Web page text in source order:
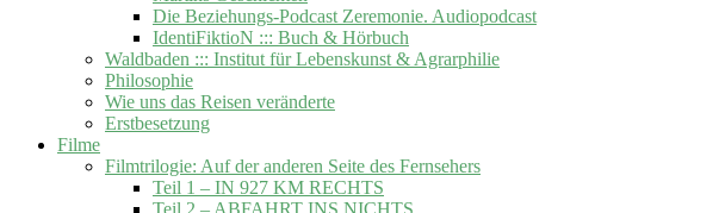
Die Beziehungs-Podcast Zeremonie. Audiopodcast
IdentiFiktioN ::: Buch & Hörbuch
Waldbaden ::: Institut für Lebenskunst & Agrarphilie
Philosophie
Wie uns das Reisen veränderte
Erstbesetzung
Filme
Filmtrilogie: Auf der anderen Seite des Fernsehers
Teil 1 – IN 927 KM RECHTS
Teil 2 – ABFAHRT INS NICHTS